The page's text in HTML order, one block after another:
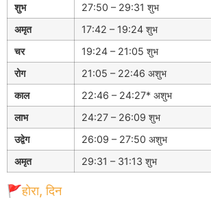
शुभ
27:50 – 29:31 शुभ
अमृत
17:42 – 19:24 शुभ
चर
19:24 – 21:05 शुभ
रोग
21:05 – 22:46 अशुभ
काल
22:46 – 24:27* अशुभ
लाभ
24:27 – 26:09 शुभ
उद्वेग
26:09 – 27:50 अशुभ
अमृत
29:31 – 31:13 शुभ
🚩होरा, दिन